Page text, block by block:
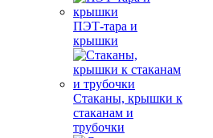
ПЭТ-тара и
крышки
Стаканы, крышки к
стаканам и
трубочки